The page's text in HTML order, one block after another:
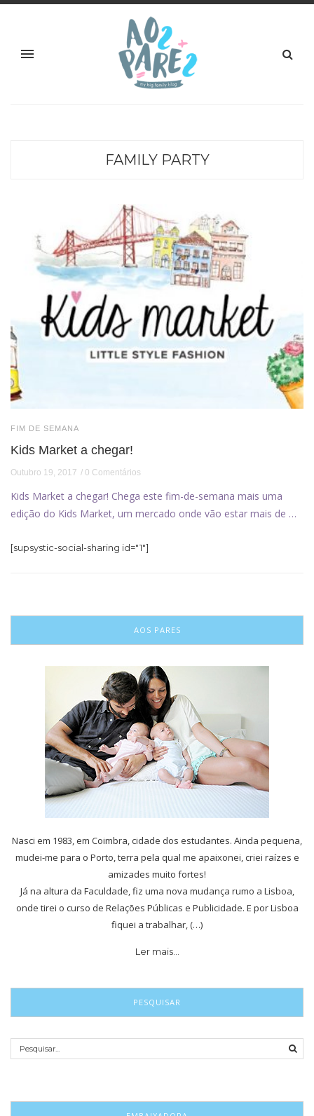
FAMILY PARTY
FIM DE SEMANA
Kids Market a chegar!
Outubro 19, 2017 0 Comentários
Kids Market a chegar! Chega este fim-de-semana mais uma
edição do Kids Market, um mercado onde vão estar mais de …
[supsystic-social-sharing id="1"]
AOS PARES
Nasci em 1983, em Coimbra, cidade dos estudantes. Ainda pequena,
mudei-me para o Porto, terra pela qual me apaixonei, criei raízes e
amizades muito fortes!
Já na altura da Faculdade, fiz uma nova mudança rumo a Lisboa,
onde tirei o curso de Relações Públicas e Publicidade. E por Lisboa
fiquei a trabalhar, (…)
Ler mais…
PESQUISAR